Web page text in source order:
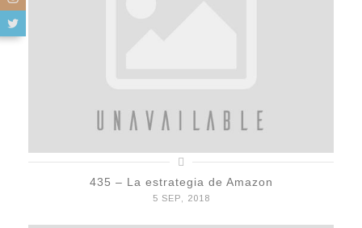
435 – La estrategia de Amazon
5 SEP, 2018